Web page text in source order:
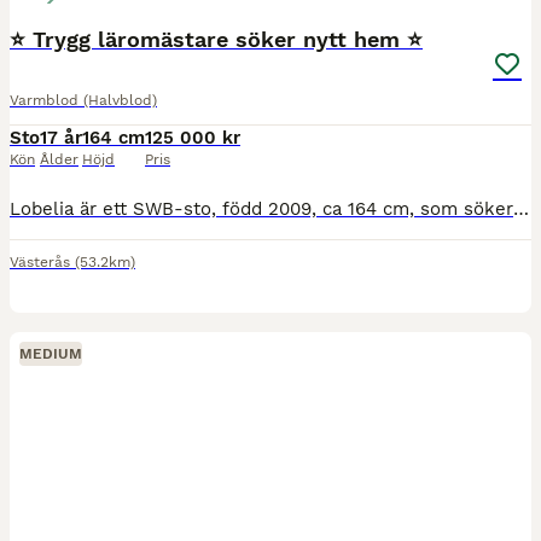
⭐️ Trygg läromästare söker nytt hem ⭐️
Varmblod (Halvblod)
Sto
Kön
17 år
Ålder
164 cm
Höjd
125 000 kr
Pris
Lobelia är ett SWB-sto, född 2009, ca 164 cm, som söker ett nytt hem då ryttaren vuxit ur henne och satsar vidare inom dressyren. Vi har haft Lobelia i tre år och hon har varit min dotters bästa vän
Västerås (53.2km)
MEDIUM